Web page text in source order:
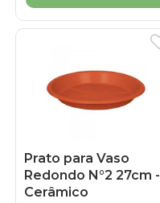
Prato para Vaso
Redondo N°2 27cm -
Cerâmico